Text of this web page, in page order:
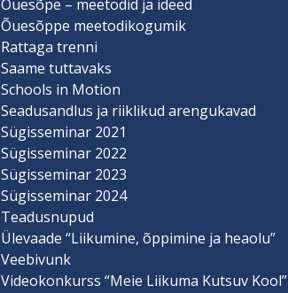
Õuesõpe – meetodid ja ideed
Õuesõppe meetodikogumik
Rattaga trenni
Saame tuttavaks
Schools in Motion
Seadusandlus ja riiklikud arengukavad
Sügisseminar 2021
Sügisseminar 2022
Sügisseminar 2023
Sügisseminar 2024
Teadusnupud
Ülevaade “Liikumine, õppimine ja heaolu”
Veebivunk
Videokonkurss “Meie Liikuma Kutsuv Kool”